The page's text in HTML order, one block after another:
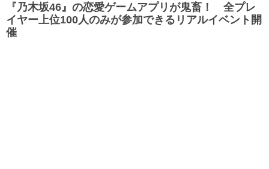
『乃木坂46』の恋愛ゲームアプリが鬼畜！ 全プレ
イヤー上位100人のみが参加できるリアルイベント開
催